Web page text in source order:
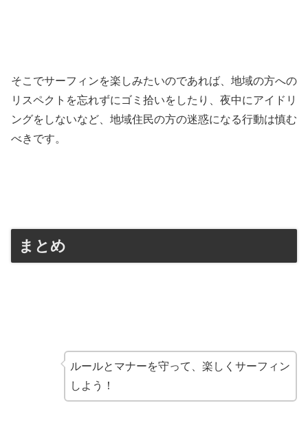
そこでサーフィンを楽しみたいのであれば、地域の方への
リスペクトを忘れずにゴミ拾いをしたり、夜中にアイドリ
ングをしないなど、地域住民の方の迷惑になる行動は慎む
べきです。
まとめ
ルールとマナーを守って、楽しくサーフィン
しよう！